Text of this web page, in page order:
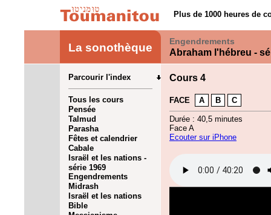
Plus de 1000 heures de
La sonothèque Engendrements
Abraham l'hébreu -
Parcourir l'index
Tous les cours
Pensée
Talmud
Parasha
Fêtes et calendrier
Cabale
Israël et les nations -
série 1969
Engendrements
Midrash
Israël et les nations
Bible
Cours 4
FACE A B C
Durée : 40,5 minutes
Face A
Ecouter sur iPhone